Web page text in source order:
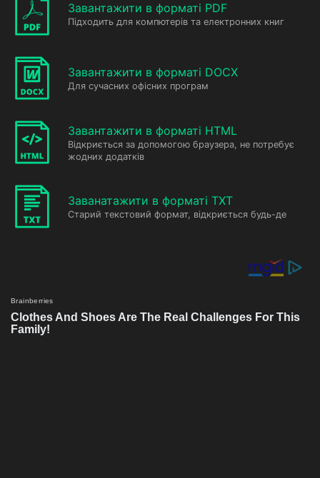
Завантажити в форматі PDF
Підходить для компютерів та електронних книг
Завантажити в форматі DOCX
Для сучасних офісних програм
Завантажити в форматі HTML
Відкриється за допомогою браузера, не потребує
жодних додатків
Заванатажити в форматі TXT
Старий текстовий формат, відкриється будь-де